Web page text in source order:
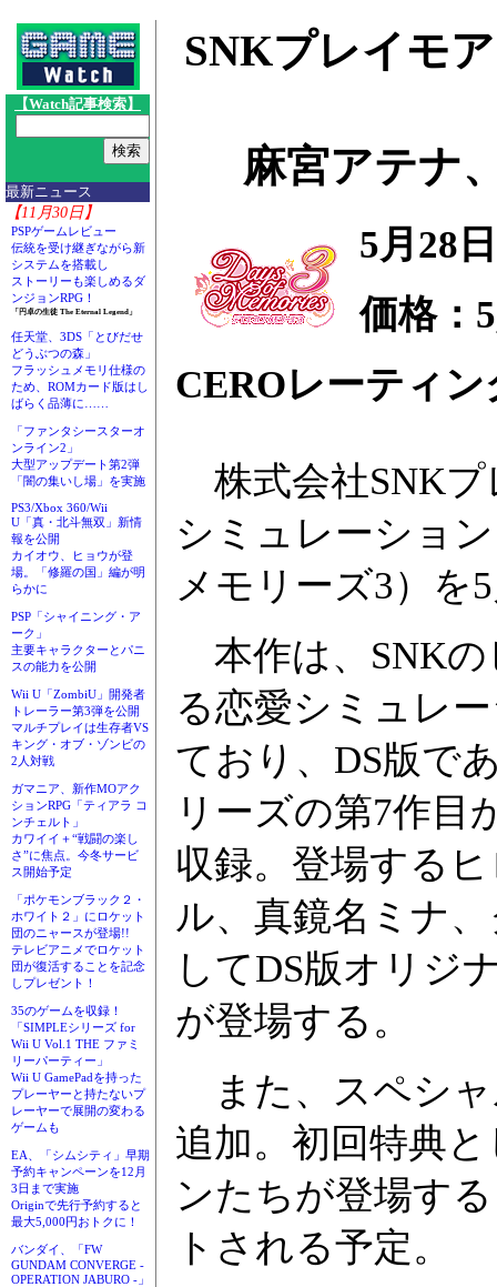
【Watch記事検索】
最新ニュース
【11月30日】
PSPゲームレビュー
伝統を受け継ぎながら新
システムを搭載し
ストーリーも楽しめるダ
ンジョンRPG！
「円卓の生徒 The Eternal Legend」
任天堂、3DS「とびだせ
どうぶつの森」
フラッシュメモリ仕様の
ため、ROMカード版はし
ばらく品薄に……
「ファンタシースターオ
ンライン2」
大型アップデート第2弾
「闇の集いし場」を実施
PS3/Xbox 360/Wii
U「真・北斗無双」新情
報を公開
カイオウ、ヒョウが登
場。「修羅の国」編が明
らかに
PSP「シャイニング・ア
ーク」
主要キャラクターとパニ
スの能力を公開
Wii U「ZombiU」開発者
トレーラー第3弾を公開
マルチプレイは生存者VS
キング・オブ・ゾンビの
2人対戦
ガマニア、新作MOアク
ションRPG「ティアラ コ
ンチェルト」
カワイイ＋“戦闘の楽し
さ”に焦点。今冬サービ
ス開始予定
「ポケモンブラック２・
ホワイト２」にロケット
団のニャースが登場!!
テレビアニメでロケット
団が復活することを記念
しプレゼント！
35のゲームを収録！
「SIMPLEシリーズ for
Wii U Vol.1 THE ファミ
リーパーティー」
Wii U GamePadを持った
プレーヤーと持たないプ
レーヤーで展開の変わる
ゲームも
EA、「シムシティ」早期
予約キャンペーンを12月
3日まで実施
Originで先行予約すると
最大5,000円おトクに！
バンダイ、「FW
GUNDAM CONVERGE -
OPERATION JABURO -」
SNKプレイモ
麻宮アテナ
5月28
価格：
CEROレーティ
株式会社SNKプ
シミュレーショ
メモリーズ3）を
本作は、SNKの
る恋愛シミュレ
ており、DS版で
リーズの第7作目
収録。登場する
ル、真鏡名ミナ
してDS版オリジ
が登場する。
また、スペシャ
追加。初回特典
ンたちが登場す
トされる予定。